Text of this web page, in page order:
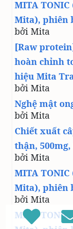
MITA
Mita), phiên
bởi Mita
[Raw
hoàn chỉnh
hiệu Mita
bởi Mita
Nghệ mật
bởi Mita
Chiết xuất
thận,
bởi Mita
MITA
Mita), phiên
bởi Mita
MITA